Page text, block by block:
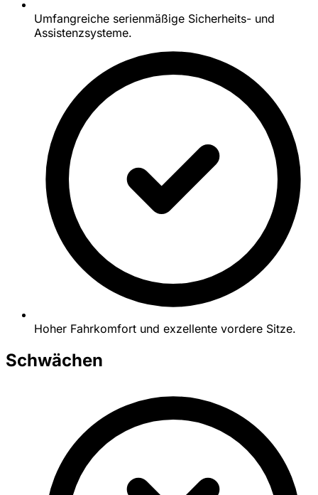
Umfangreiche serienmäßige Sicherheits- und
Assistenzsysteme.
Hoher Fahrkomfort und exzellente vordere Sitze.
Schwächen